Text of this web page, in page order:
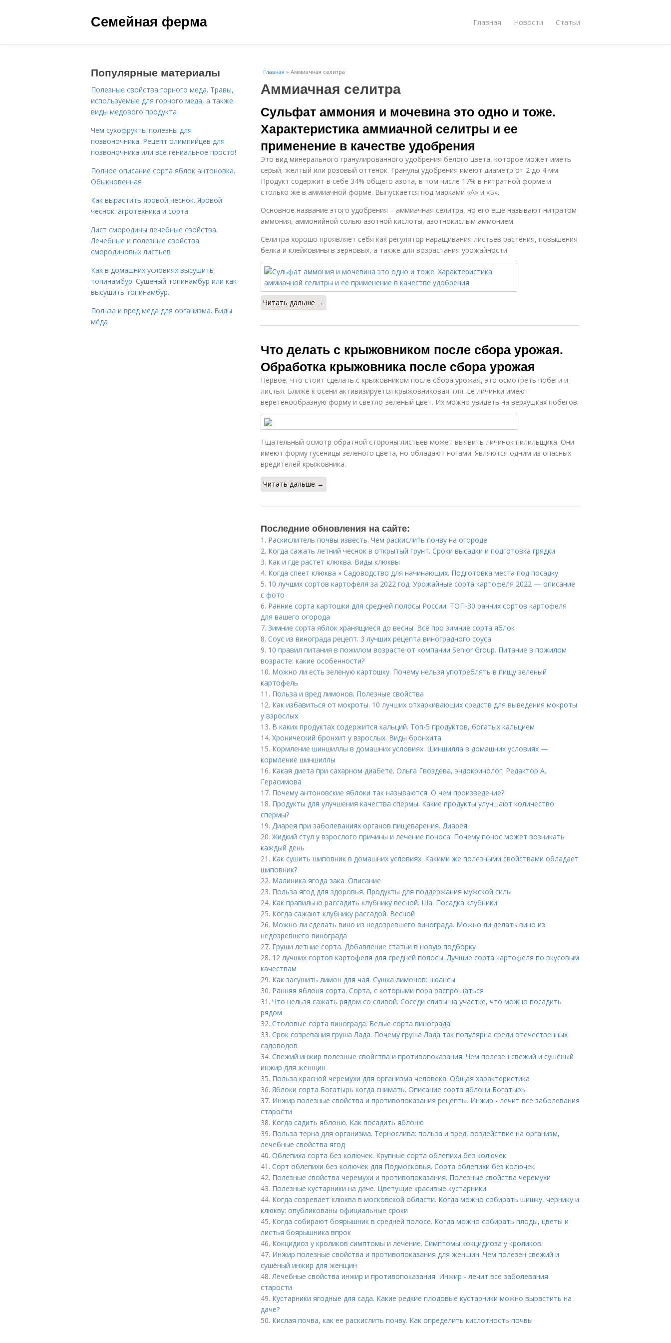
Семейная ферма Главная Новости Статьи
Главная » Аммиачная селитра
Аммиачная селитра
Сульфат аммония и мочевина это одно и тоже.
Характеристика аммиачной селитры и ее
применение в качестве удобрения
Это вид минерального гранулированного удобрения белого цвета, которое может иметь
серый, желтый или розовый оттенок. Гранулы удобрения имеют диаметр от 2 до 4 мм.
Продукт содержит в себе 34% общего азота, в том числе 17% в нитратной форме и
столько же в аммиачной форме. Выпускается под марками «А» и «Б».
Основное название этого удобрения – аммиачная селитра, но его ещё называют нитратом
аммония, аммонийной солью азотной кислоты, азотнокислым аммонием.
Селитра хорошо проявляет себя как регулятор наращивания листьев растения, повышения
белка и клейковины в зерновых, а также для возрастания урожайности.
Читать дальше →
Что делать с крыжовником после сбора урожая.
Обработка крыжовника после сбора урожая
Первое, что стоит сделать с крыжовником после сбора урожая, это осмотреть побеги и
листья. Ближе к осени активизируется крыжовниковая тля. Ее личинки имеют
веретенообразную форму и светло-зеленый цвет. Их можно увидеть на верхушках побегов.
Тщательный осмотр обратной стороны листьев может выявить личинок пилильщика. Они
имеют форму гусеницы зеленого цвета, но обладают ногами. Являются одним из опасных
вредителей крыжовника.
Читать дальше →
Последние обновления на сайте:
1. Раскислитель почвы известь. Чем раскислить почву на огороде
2. Когда сажать летний чеснок в открытый грунт. Сроки высадки и подготовка грядки
3. Как и где растет клюква. Виды клюквы
4. Когда спеет клюква » Садоводство для начинающих. Подготовка места под посадку
5. 10 лучших сортов картофеля за 2022 год. Урожайные сорта картофеля 2022 — описание
с фото
6. Ранние сорта картошки для средней полосы России. ТОП-30 ранних сортов картофеля
для вашего огорода
7. Зимние сорта яблок хранящиеся до весны. Всё про зимние сорта яблок
8. Соус из винограда рецепт. 3 лучших рецепта виноградного соуса
9. 10 правил питания в пожилом возрасте от компании Senior Group. Питание в пожилом
возрасте: какие особенности?
10. Можно ли есть зеленую картошку. Почему нельзя употреблять в пищу зеленый
картофель
11. Польза и вред лимонов. Полезные свойства
12. Как избавиться от мокроты. 10 лучших отхаркивающих средств для выведения мокроты
у взрослых
13. В каких продуктах содержится кальций. Топ-5 продуктов, богатых кальцием
14. Хронический бронхит у взрослых. Виды бронхита
15. Кормление шиншиллы в домашних условиях. Шиншилла в домашних условиях —
кормление шиншиллы
16. Какая диета при сахарном диабете. Ольга Гвоздева, эндокринолог. Редактор А.
Герасимова
17. Почему антоновские яблоки так называются. О чем произведение?
18. Продукты для улучшения качества спермы. Какие продукты улучшают количество
спермы?
19. Диарея при заболеваниях органов пищеварения. Диарея
20.Жидкий стул у взрослого причины и лечение поноса. Почему понос может возникать
каждый день
21. Как сушить шиповник в домашних условиях. Какими же полезными свойствами обладает
шиповник?
22. Малиника ягода зака. Описание
23. Польза ягод для здоровья. Продукты для поддержания мужской силы
24. Как правильно рассадить клубнику весной. Ша. Посадка клубники
25. Когда сажают клубнику рассадой. Весной
26. Можно ли сделать вино из недозревшего винограда. Можно ли делать вино из
недозревшего винограда
27. Груши летние сорта. Добавление статьи в новую подборку
28. 12 лучших сортов картофеля для средней полосы. Лучшие сорта картофеля по вкусовым
качествам
29. Как засушить лимон для чая. Сушка лимонов: нюансы
30. Ранняя яблоня сорта. Сорта, с которыми пора распрощаться
31. Что нельзя сажать рядом со сливой. Соседи сливы на участке, что можно посадить
рядом
32. Столовые сорта винограда. Белые сорта винограда
33. Срок созревания груша Лада. Почему груша Лада так популярна среди отечественных
садоводов
34. Свежий инжир полезные свойства и противопоказания. Чем полезен свежий и сушёный
инжир для женщин
35. Польза красной черемухи для организма человека. Общая характеристика
36. Яблоки сорта Богатырь когда снимать. Описание сорта яблони Богатырь
37. Инжир полезные свойства и противопоказания рецепты. Инжир - лечит все заболевания
старости
38. Когда садить яблоню. Как посадить яблоню
39. Польза терна для организма. Тернослива: польза и вред, воздействие на организм,
лечебные свойства ягод
40. Облепиха сорта без колючек. Крупные сорта облепихи без колючек
41. Сорт облепихи без колючек для Подмосковья. Сорта облепихи без колючек
42. Полезные свойства черемухи и противопоказания. Полезные свойства черемухи
43. Полезные кустарники на даче. Цветущие красивые кустарники
44. Когда созревает клюква в московской области. Когда можно собирать шишку, чернику и
клюкву: опубликованы официальные сроки
45. Когда собирают боярышник в средней полосе. Когда можно собирать плоды, цветы и
листья боярышника впрок
46. Кокцидиоз у кроликов симптомы и лечение. Симптомы кокцидиоза у кроликов
47. Инжир полезные свойства и противопоказания для женщин. Чем полезен свежий и
сушёный инжир для женщин
48.Лечебные свойства инжир и противопоказания. Инжир - лечит все заболевания
старости
49. Кустарники ягодные для сада. Какие редкие плодовые кустарники можно вырастить на
даче?
50. Кислая почва, как ее раскислить почву. Как определить кислотность почвы
Популярные материалы
Полезные свойства горного меда. Травы,
используемые для горного меда, а также
виды медового продукта
Чем сухофрукты полезны для
позвоночника. Рецепт олимпийцев для
позвоночника или все гениальное просто!
Полное описание сорта яблок антоновка.
Обыкновенная
Как вырастить яровой чеснок. Яровой
чеснок: агротехника и сорта
Лист смородины лечебные свойства.
Лечебные и полезные свойства
смородиновых листьев
Как в домашних условиях высушить
топинамбур. Сушеный топинамбур или как
высушить топинамбур.
Польза и вред меда для организма. Виды
мёда